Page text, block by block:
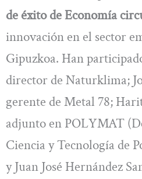
de éxito de Economía
innovación en el sector
Gipuzkoa. Han
director de Naturklima;
gerente de Metal 78;
adjunto en POLYMAT
Ciencia y Tecnología de
y Juan José Hernández